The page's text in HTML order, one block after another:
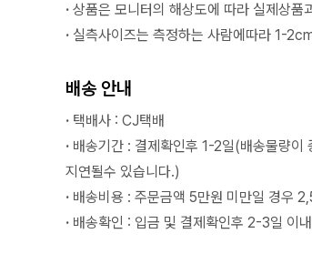
· 상품은 모니터의 해상도에 따라 실제상품
· 실측사이즈는 측정하는 사람에따라 1-
배송 안내
· 택배사 : CJ택배
· 배송기간 : 결제확인후 1-2일(배송물량이
지연될수 있습니다.)
· 배송비용 : 주문금액 5만원 미만일 경우
· 배송확인 : 입금 및 결제확인후 2-3일 이내